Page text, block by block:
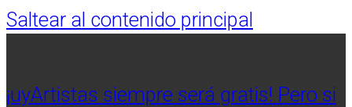
Saltear al contenido principal
¡uyArtistas siempre será gratis! Pero si